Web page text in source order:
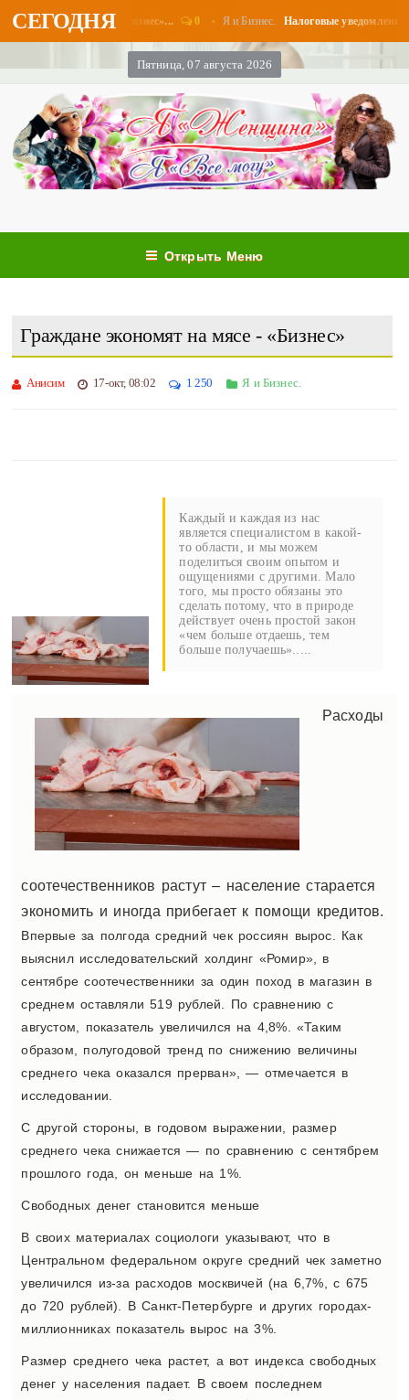
СЕГОДНЯ
в августе - «Бизнес»... 0 Я и Бизнес. Налоговые уведомления и
Пятница, 07 августа 2026
Открыть Меню
Граждане экономят на мясе - «Бизнес»
Анисим 17-окт, 08:02 1 250 Я и Бизнес.
Каждый и каждая из нас
является специалистом в какой-
то области, и мы можем
поделиться своим опытом и
ощущениями с другими. Мало
того, мы просто обязаны это
сделать потому, что в природе
действует очень простой закон
«чем больше отдаешь, тем
больше получаешь».....
Расходы
соотечественников растут – население старается
экономить и иногда прибегает к помощи кредитов.
Впервые за полгода средний чек россиян вырос. Как
выяснил исследовательский холдинг «Ромир», в
сентябре соотечественники за один поход в магазин в
среднем оставляли 519 рублей. По сравнению с
августом, показатель увеличился на 4,8%. «Таким
образом, полугодовой тренд по снижению величины
среднего чека оказался прерван», — отмечается в
исследовании.
С другой стороны, в годовом выражении, размер
среднего чека снижается — по сравнению с сентябрем
прошлого года, он меньше на 1%.
Свободных денег становится меньше
В своих материалах социологи указывают, что в
Центральном федеральном округе средний чек заметно
увеличился из-за расходов москвичей (на 6,7%, с 675
до 720 рублей). В Санкт-Петербурге и других городах-
миллионниках показатель вырос на 3%.
Размер среднего чека растет, а вот индекса свободных
денег у населения падает. В своем последнем